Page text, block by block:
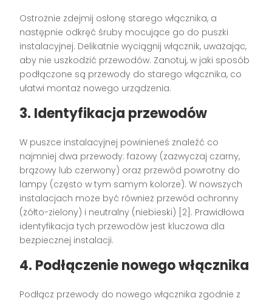
Ostrożnie zdejmij osłonę starego włącznika, a
następnie odkręć śruby mocujące go do puszki
instalacyjnej. Delikatnie wyciągnij włącznik, uważając,
aby nie uszkodzić przewodów. Zanotuj, w jaki sposób
podłączone są przewody do starego włącznika, co
ułatwi montaż nowego urządzenia.
3. Identyfikacja przewodów
W puszce instalacyjnej powinieneś znaleźć co
najmniej dwa przewody: fazowy (zazwyczaj czarny,
brązowy lub czerwony) oraz przewód powrotny do
lampy (często w tym samym kolorze). W nowszych
instalacjach może być również przewód ochronny
(żółto-zielony) i neutralny (niebieski) [2]. Prawidłowa
identyfikacja tych przewodów jest kluczowa dla
bezpiecznej instalacji.
4. Podłączenie nowego włącznika
Podłącz przewody do nowego włącznika zgodnie z